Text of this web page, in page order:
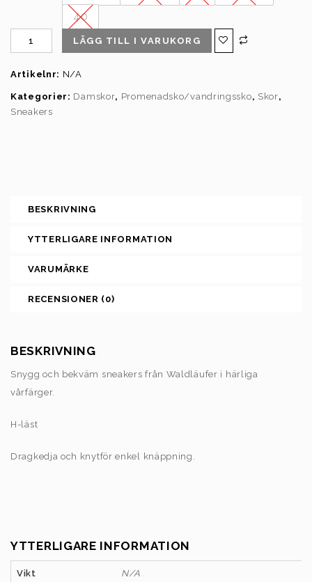
40
LÄGG TILL I VARUKORG
Artikelnr: N/A
Kategorier: Damskor, Promenadsko/vandringssko, Skor,
Sneakers
BESKRIVNING
YTTERLIGARE INFORMATION
VARUMÄRKE
RECENSIONER (0)
BESKRIVNING
Snygg och bekväm sneakers från Waldläufer i härliga
vårfärger.
H-läst
Dragkedja och knytför enkel knäppning.
YTTERLIGARE INFORMATION
Vikt N/A